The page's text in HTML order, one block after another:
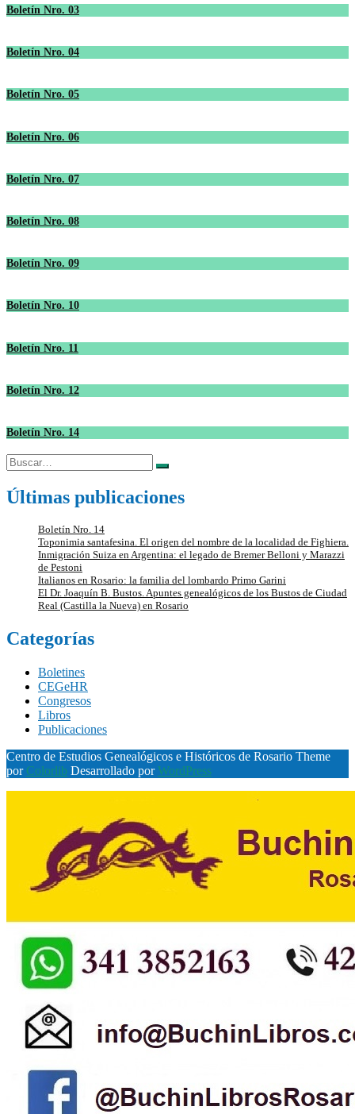
Boletín Nro. 03
Boletín Nro. 04
Boletín Nro. 05
Boletín Nro. 06
Boletín Nro. 07
Boletín Nro. 08
Boletín Nro. 09
Boletín Nro. 10
Boletín Nro. 11
Boletín Nro. 12
Boletín Nro. 14
Buscar:
Últimas publicaciones
Boletín Nro. 14
Toponimia santafesina. El origen del nombre de la localidad de Fighiera.
Inmigración Suiza en Argentina: el legado de Bremer Belloni y Marazzi
de Pestoni
Italianos en Rosario: la familia del lombardo Primo Garini
El Dr. Joaquín B. Bustos. Apuntes genealógicos de los Bustos de Ciudad
Real (Castilla la Nueva) en Rosario
Categorías
Boletines
CEGeHR
Congresos
Libros
Publicaciones
Centro de Estudios Genealógicos e Históricos de Rosario Theme
por Colorlib Desarrollado porWordPress